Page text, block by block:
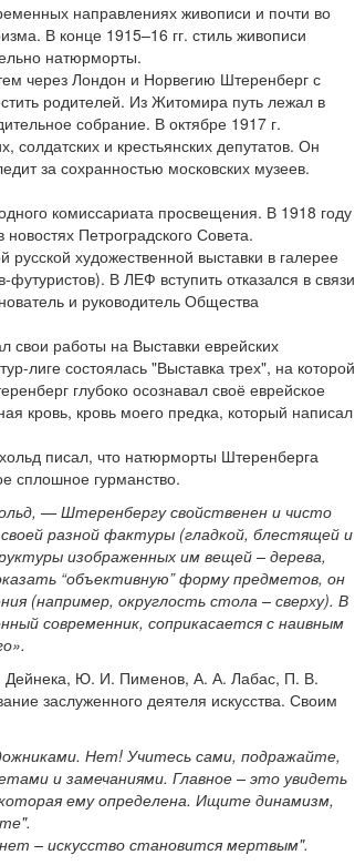
направлениях живописи и почти во
В конце 1915–16 гг. стиль живописи
натюрморты.
через Лондон и Норвегию Штеренберг с
родителей. Из Житомира путь лежал в
собрание. В октябре 1917 г.
и крестьянских депутатов. Он
за сохранностью московских музеев.
комиссариата просвещения. В 1918 году
Петроградского Совета.
художественной выставки в галерее
В ЛЕФ вступить отказался в связи
и руководитель Общества
свои работы на Выставки еврейских
лиге состоялась "Выставка трех", на которой
глубоко осознавал своё еврейское
кровь, кровь моего предка, который написал
писал, что натюрморты Штеренберга
сплошное гурманство.
— Штеренбергу свойственен и чисто
разной фактуры (гладкой, блестящей и
изображенных им вещей – дерева,
“объективную” форму предметов, он
(например, округлость стола – сверху). В
современник, соприкасается с наивным
Дейнека, Ю. И. Пименов, А. А. Лабас, П. В.
заслуженного деятеля искусства. Своим
Нет! Учитесь сами, подражайте,
и замечаниями. Главное – это увидеть
ему определена. Ищите динамизм,
– искусство становится мертвым".